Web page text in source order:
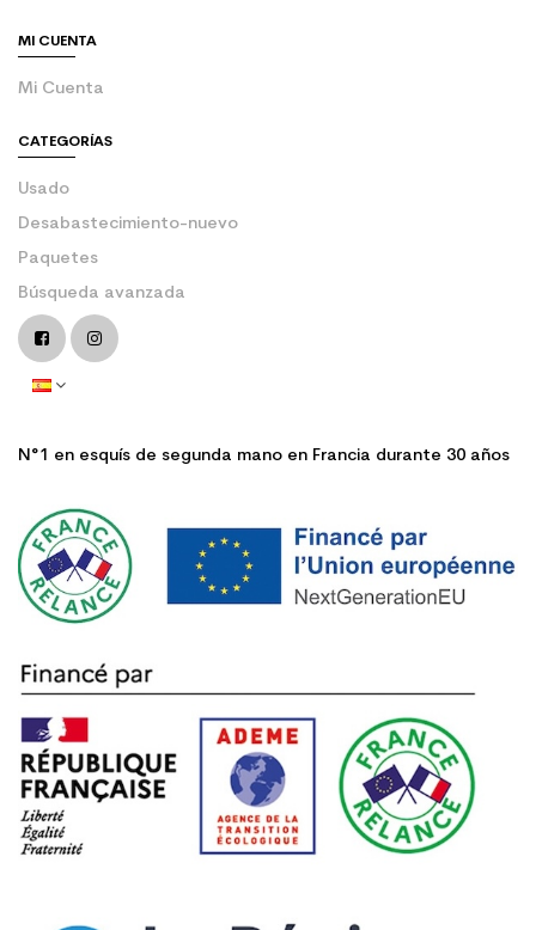
MI CUENTA
Mi Cuenta
CATEGORÍAS
Usado
Desabastecimiento-nuevo
Paquetes
Búsqueda avanzada
N°1 en esquís de segunda mano en Francia durante 30 años